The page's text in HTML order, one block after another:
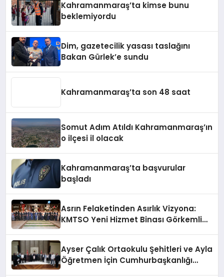
Kahramanmaraş’ta kimse bunu
beklemiyordu
Dim, gazetecilik yasası taslağını
Bakan Gürlek’e sundu
Kahramanmaraş’ta son 48 saat
Somut Adım Atıldı Kahramanmaraş’ın
o ilçesi il olacak
Kahramanmaraş’ta başvurular
başladı
Asrın Felaketinden Asırlık Vizyona:
KMTSO Yeni Hizmet Binası Görkemli
Ayser Çalık Ortaokulu Şehitleri ve Ayla
Öğretmen İçin Cumhurbaşkanlığı